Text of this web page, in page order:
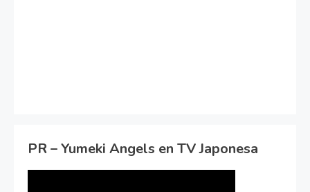
PR – Yumeki Angels en TV Japonesa